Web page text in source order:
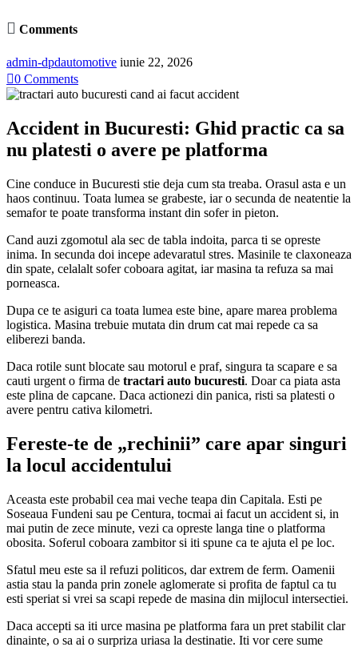
 Comments
admin-dpdautomotive iunie 22, 2026
0 Comments
Accident in Bucuresti: Ghid practic ca sa
nu platesti o avere pe platforma
Cine conduce in Bucuresti stie deja cum sta treaba. Orasul asta e un
haos continuu. Toata lumea se grabeste, iar o secunda de neatentie la
semafor te poate transforma instant din sofer in pieton.
Cand auzi zgomotul ala sec de tabla indoita, parca ti se opreste
inima. In secunda doi incepe adevaratul stres. Masinile te claxoneaza
din spate, celalalt sofer coboara agitat, iar masina ta refuza sa mai
porneasca.
Dupa ce te asiguri ca toata lumea este bine, apare marea problema
logistica. Masina trebuie mutata din drum cat mai repede ca sa
eliberezi banda.
Daca rotile sunt blocate sau motorul e praf, singura ta scapare e sa
cauti urgent o firma de tractari auto bucuresti. Doar ca piata asta
este plina de capcane. Daca actionezi din panica, risti sa platesti o
avere pentru cativa kilometri.
Fereste-te de „rechinii” care apar singuri
la locul accidentului
Aceasta este probabil cea mai veche teapa din Capitala. Esti pe
Soseaua Fundeni sau pe Centura, tocmai ai facut un accident si, in
mai putin de zece minute, vezi ca opreste langa tine o platforma
obosita. Soferul coboara zambitor si iti spune ca te ajuta el pe loc.
Sfatul meu este sa il refuzi politicos, dar extrem de ferm. Oamenii
astia stau la panda prin zonele aglomerate si profita de faptul ca tu
esti speriat si vrei sa scapi repede de masina din mijlocul intersectiei.
Daca accepti sa iti urce masina pe platforma fara un pret stabilit clar
dinainte, o sa ai o surpriza uriasa la destinatie. Iti vor cere sume